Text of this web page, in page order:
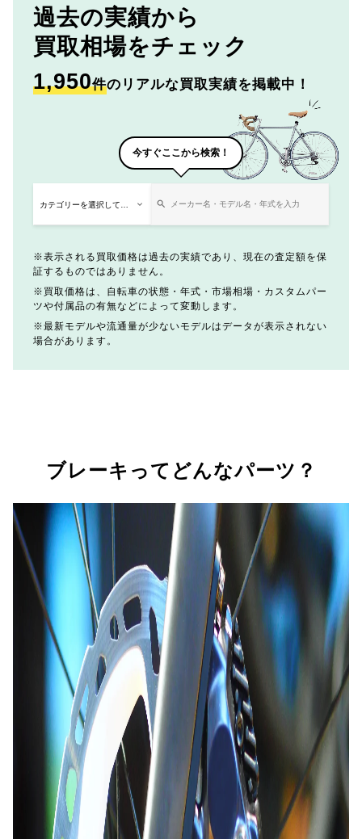
過去の実績から
買取相場をチェック
1,950件のリアルな買取実績を掲載中！
今すぐここから検索！
表示される買取価格は過去の実績であり、現在の査定額を保
証するものではありません。
買取価格は、自転車の状態・年式・市場相場・カスタムパー
ツや付属品の有無などによって変動します。
最新モデルや流通量が少ないモデルはデータが表示されない
場合があります。
ブレーキってどんなパーツ？